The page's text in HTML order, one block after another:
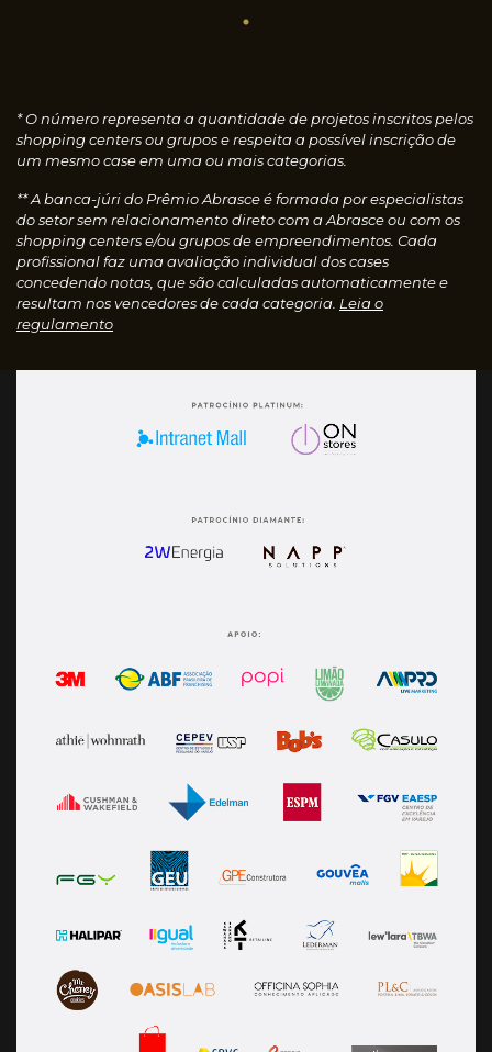
* O número representa a quantidade de projetos inscritos pelos
shopping centers ou grupos e respeita a possível inscrição de
um mesmo case em uma ou mais categorias.
** A banca-júri do Prêmio Abrasce é formada por especialistas
do setor sem relacionamento direto com a Abrasce ou com os
shopping centers e/ou grupos de empreendimentos. Cada
profissional faz uma avaliação individual dos cases
concedendo notas, que são calculadas automaticamente e
resultam nos vencedores de cada categoria. Leia o
regulamento